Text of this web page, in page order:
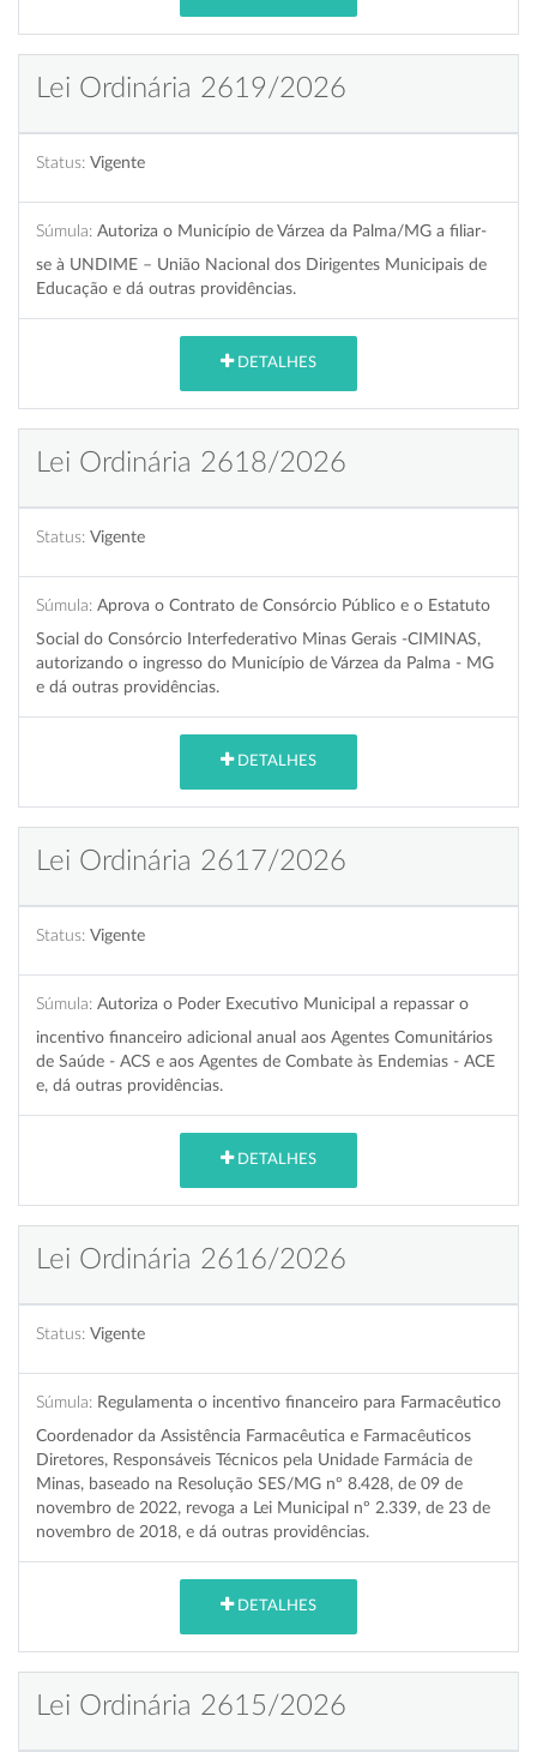
Lei Ordinária 2619/2026
Status: Vigente
Súmula: Autoriza o Município de Várzea da Palma/MG a filiar-
se à UNDIME – União Nacional dos Dirigentes Municipais de
Educação e dá outras providências.
DETALHES
Lei Ordinária 2618/2026
Status: Vigente
Súmula: Aprova o Contrato de Consórcio Público e o Estatuto
Social do Consórcio Interfederativo Minas Gerais -CIMINAS,
autorizando o ingresso do Município de Várzea da Palma - MG
e dá outras providências.
DETALHES
Lei Ordinária 2617/2026
Status: Vigente
Súmula: Autoriza o Poder Executivo Municipal a repassar o
incentivo financeiro adicional anual aos Agentes Comunitários
de Saúde - ACS e aos Agentes de Combate às Endemias - ACE
e, dá outras providências.
DETALHES
Lei Ordinária 2616/2026
Status: Vigente
Súmula: Regulamenta o incentivo financeiro para Farmacêutico
Coordenador da Assistência Farmacêutica e Farmacêuticos
Diretores, Responsáveis Técnicos pela Unidade Farmácia de
Minas, baseado na Resolução SES/MG nº 8.428, de 09 de
novembro de 2022, revoga a Lei Municipal nº 2.339, de 23 de
novembro de 2018, e dá outras providências.
DETALHES
Lei Ordinária 2615/2026